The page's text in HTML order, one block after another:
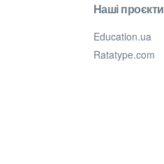
Наші проєкти
Education.ua
Ratatype.com